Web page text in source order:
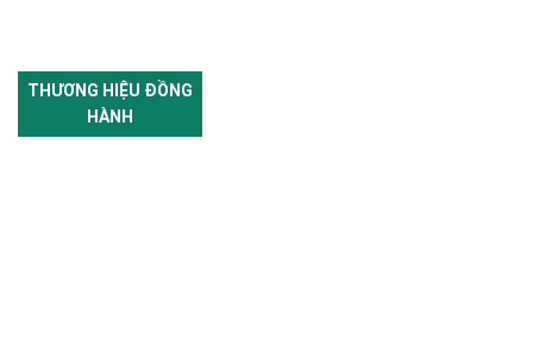
THƯƠNG HIỆU ĐỒNG
HÀNH